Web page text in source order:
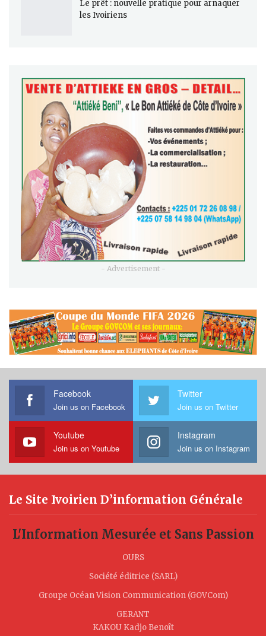
Le prêt : nouvelle pratique pour arnaquer
les Ivoiriens
- Advertisement -
Facebook
Join us on Facebook
Twitter
Join us on Twitter
Youtube
Join us on Youtube
Instagram
Join us on Instagram
Le Site Ivoirien D’information Générale
L'Information Mesurée et Sans Passion
OURS
Société éditrice (SARL)
Groupe Océan Vision Communication (GOVCom)
GERANT
KAKOU Kadjo Benoît